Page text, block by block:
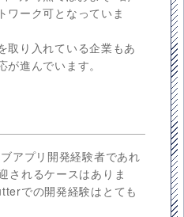
ワーク可となっていま
取り入れている企業もあ
進んでいます。
アプリ開発経験者であれ
されるケースはありま
での開発経験はとても